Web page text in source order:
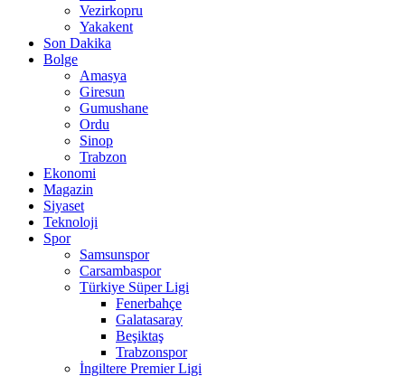
Vezirkopru
Yakakent
Son Dakika
Bolge
Amasya
Giresun
Gumushane
Ordu
Sinop
Trabzon
Ekonomi
Magazin
Siyaset
Teknoloji
Spor
Samsunspor
Carsambaspor
Türkiye Süper Ligi
Fenerbahçe
Galatasaray
Beşiktaş
Trabzonspor
İngiltere Premier Ligi